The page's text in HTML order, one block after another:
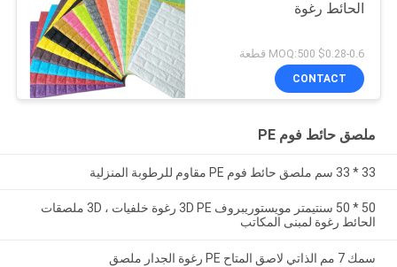
الحائط رغوة
$0.28-0.6 MOQ:500 قطعة
CONTACT
ملصق حائط فوم PE
33 * 33 سم ملصق حائط فوم PE مقاوم للرطوبة المنزلية
50 * 50 سنتيمتر مويستوريبروف 3D PE رغوة خلفيات ، 3D ملصقات
الحائط رغوة لمبنى المكاتب
سمك 7 مم الذاتي لاصق المتاح PE رغوة الجدار ملصق